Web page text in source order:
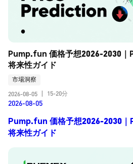
Pump.fun 価格予想2026-2030｜
将来性ガイド
市場洞察
2026-08-05
15-20分
2026-08-05
Pump.fun 価格予想2026-2030｜
将来性ガイド